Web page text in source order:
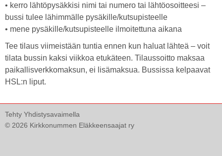
• kerro lähtöpysäkkisi nimi tai numero tai lähtöosoitteesi –
bussi tulee lähimmälle pysäkille/kutsupisteelle
• mene pysäkille/kutsupisteelle ilmoitettuna aikana
Tee tilaus viimeistään tuntia ennen kun haluat lähteä – voit
tilata bussin kaksi viikkoa etukäteen. Tilaussoitto maksaa
paikallisverkkomaksun, ei lisämaksua. Bussissa kelpaavat
HSL:n liput.
Tehty Yhdistysavaimella
© 2026 Kirkkonummen Eläkkeensaajat ry